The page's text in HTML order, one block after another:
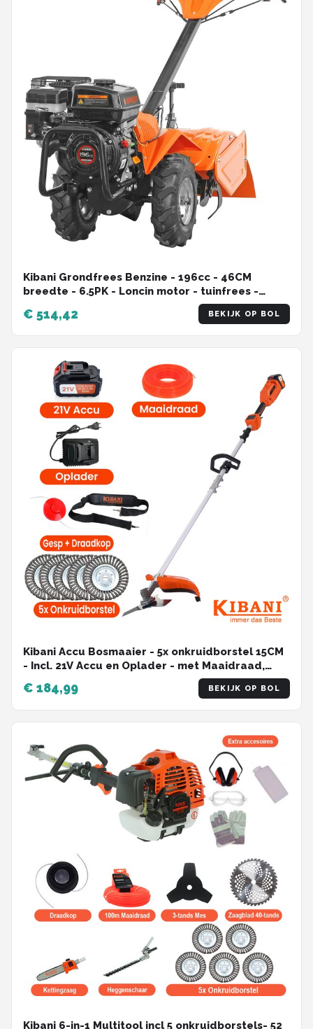
Kibani Grondfrees Benzine - 196cc - 46CM
breedte - 6.5PK - Loncin motor - tuinfrees -
tuinfrees benzine - bodemfrees - tuinploeg -
grondfreesmachine
€ 514,42 BEKIJK OP BOL
Kibani Accu Bosmaaier - 5x onkruidborstel 15CM
- Incl. 21V Accu en Oplader - met Maaidraad,
Zaagblad en Draadkop -Elektrische Bosmaaier -
Grastrimmer - Kantenmaaier
€ 184,99 BEKIJK OP BOL
Kibani 6-in-1 Multitool incl 5 onkruidborstels- 52